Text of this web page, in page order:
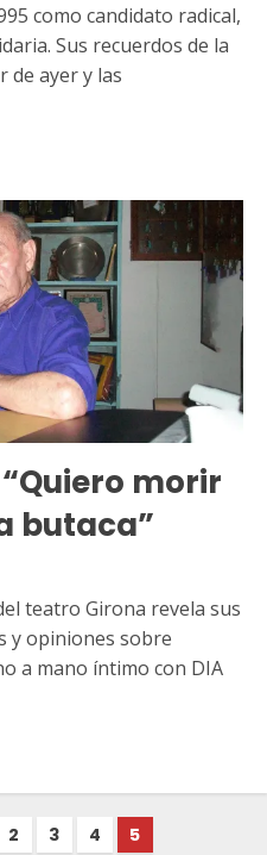
como candidato radical,
Sus recuerdos de la
de ayer y las
morir
butaca”
teatro Girona revela sus
y opiniones sobre
a mano íntimo con DIA
2 3 4 5